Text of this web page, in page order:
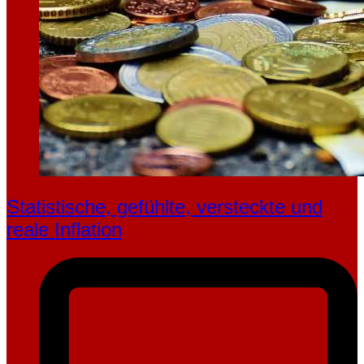
Statistische, gefühlte, ver­steckte und
reale Inflation